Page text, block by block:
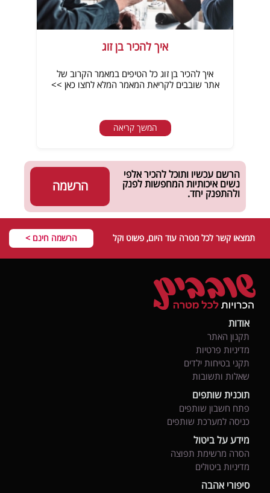
איך להכיר בן זוג
איך להכיר בן זוג כל הטיפים במאמר הקרוב של
אתר שובבים לקריאת המאמר המלא לחצו כאן >>
המשך קריאה
הרשמה
הרשם עכשיו ותוכל להכיר אלפי
נשים איכותיות המחפשות לפנק
ולהתפנק יחד.
תמצאו קשר לכל מטרה עוד היום, פשוט וקל הרשמה חינם >
אודות
תקנון האתר
מדיניות פרטיות
תקני בטיחות ילדים
שאלות ותשובות
תוכנית שותפים
פתח חשבון שותפים
כניסה למערכת שותפים
מידע על ביטול
הסרה מרשימת תפוצה
מדיניות ביטולים
סיפורי אהבה